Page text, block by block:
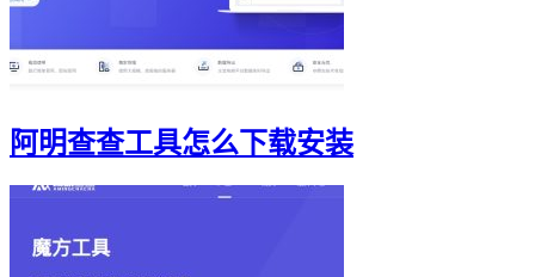
阿明查查工具怎么下载安装